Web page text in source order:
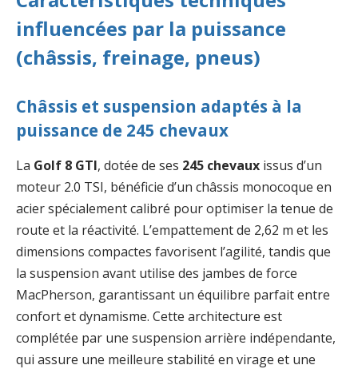
influencées par la puissance
(châssis, freinage, pneus)
Châssis et suspension adaptés à la
puissance de 245 chevaux
La Golf 8 GTI, dotée de ses 245 chevaux issus d’un
moteur 2.0 TSI, bénéficie d’un châssis monocoque en
acier spécialement calibré pour optimiser la tenue de
route et la réactivité. L’empattement de 2,62 m et les
dimensions compactes favorisent l’agilité, tandis que
la suspension avant utilise des jambes de force
MacPherson, garantissant un équilibre parfait entre
confort et dynamisme. Cette architecture est
complétée par une suspension arrière indépendante,
qui assure une meilleure stabilité en virage et une